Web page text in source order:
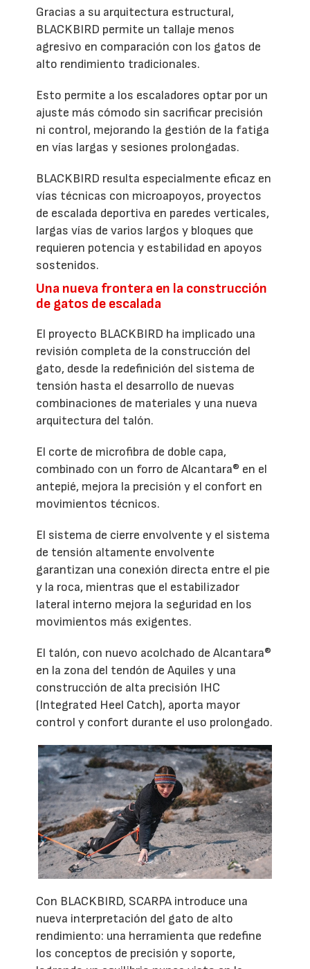
Gracias a su arquitectura estructural,
BLACKBIRD permite un tallaje menos
agresivo en comparación con los gatos de
alto rendimiento tradicionales.
Esto permite a los escaladores optar por un
ajuste más cómodo sin sacrificar precisión
ni control, mejorando la gestión de la fatiga
en vías largas y sesiones prolongadas.
BLACKBIRD resulta especialmente eficaz en
vías técnicas con microapoyos, proyectos
de escalada deportiva en paredes verticales,
largas vías de varios largos y bloques que
requieren potencia y estabilidad en apoyos
sostenidos.
Una nueva frontera en la construcción
de gatos de escalada
El proyecto BLACKBIRD ha implicado una
revisión completa de la construcción del
gato, desde la redefinición del sistema de
tensión hasta el desarrollo de nuevas
combinaciones de materiales y una nueva
arquitectura del talón.
El corte de microfibra de doble capa,
combinado con un forro de Alcantara® en el
antepié, mejora la precisión y el confort en
movimientos técnicos.
El sistema de cierre envolvente y el sistema
de tensión altamente envolvente
garantizan una conexión directa entre el pie
y la roca, mientras que el estabilizador
lateral interno mejora la seguridad en los
movimientos más exigentes.
El talón, con nuevo acolchado de Alcantara®
en la zona del tendón de Aquiles y una
construcción de alta precisión IHC
(Integrated Heel Catch), aporta mayor
control y confort durante el uso prolongado.
Con BLACKBIRD, SCARPA introduce una
nueva interpretación del gato de alto
rendimiento: una herramienta que redefine
los conceptos de precisión y soporte,